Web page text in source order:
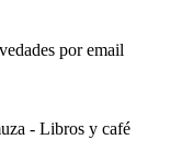
por email